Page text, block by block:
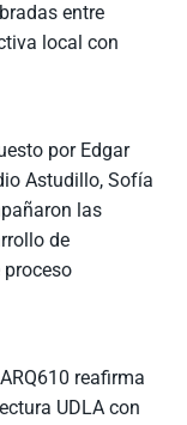
entre
local con
por Edgar
Astudillo, Sofía
las
de
proceso
reafirma
UDLA con